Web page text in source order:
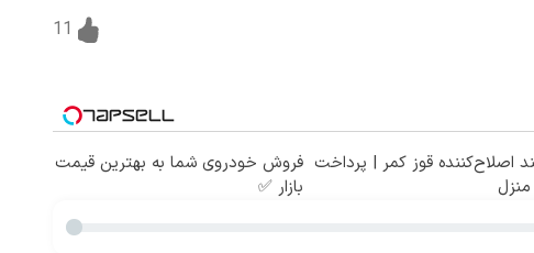
11
اصلاح‌کننده قوز کمر | پرداخت فروش خودروی شما به بهترین قیمت
بازار ✅